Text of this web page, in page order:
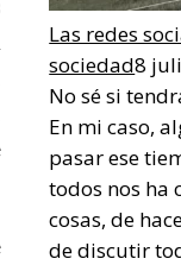
Las redes
sociedad8
No sé si
En mi caso,
pasar ese
todos nos ha
cosas, de
de discutir